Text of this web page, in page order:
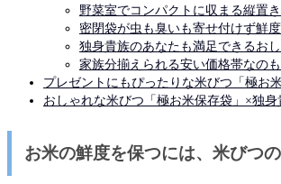
野菜室でコンパクトに収まる縦置
密閉袋が虫も臭いも寄せ付けず鮮
独身貴族のあなたも満足できるお
家族分揃えられる安い価格帯なの
プレゼントにもぴったりな米びつ「極お米
おしゃれな米びつ「極お米保存袋」×独身
お米の鮮度を保つには、米びつ